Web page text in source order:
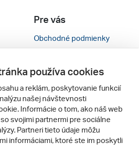
Pre vás
Obchodné podmienky
Nastavenie cookies
Mobilná verzia webu
používa cookies
a reklám, poskytovanie funkcií
našej návštevnosti
Informácie o tom, ako náš web
svojimi partnermi pre sociálne
Partneri tieto údaje môžu
informáciami, ktoré ste im poskytli